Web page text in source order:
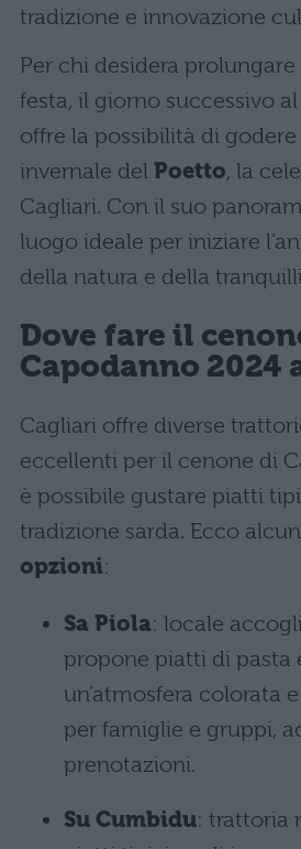
tradizione e innovazione
Per chi desidera prolungare
festa, il giorno successivo
offre la possibilità di
invernale del Poetto, la
Cagliari. Con il suo
luogo ideale per iniziare
della natura e della
Dove fare il
Capodanno 2024
Cagliari offre diverse
eccellenti per il cenone di
è possibile gustare piatti
tradizione sarda. Ecco
opzioni:
Sa Piola: locale
propone piatti di pasta
un’atmosfera colorata
per famiglie e gruppi,
prenotazioni.
Su Cumbidu: trattoria